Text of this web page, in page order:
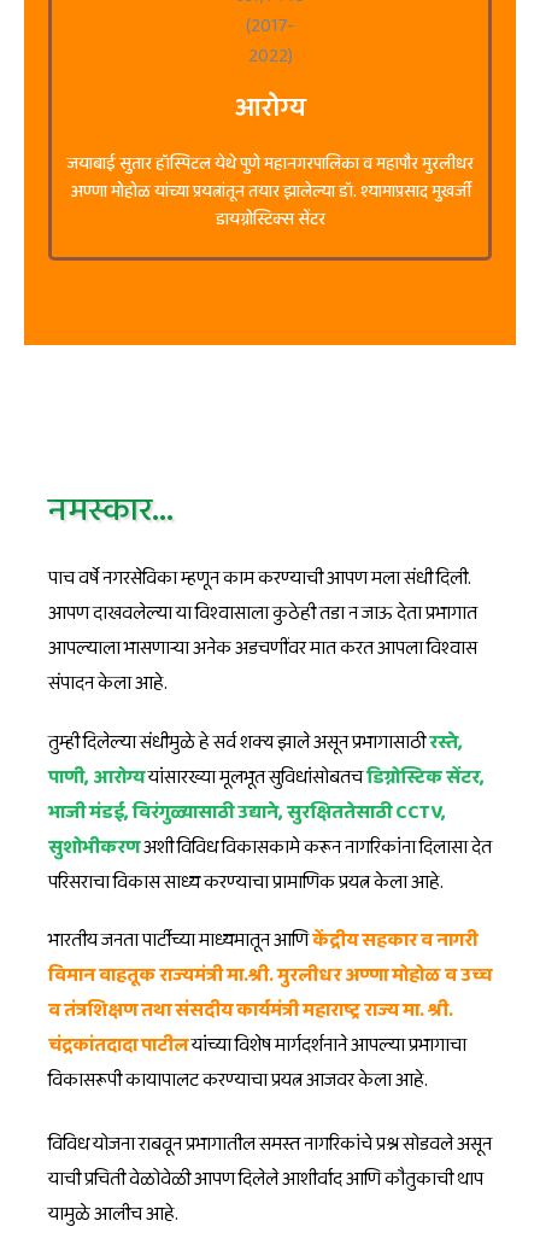
आरोग्य
जयाबाई सुतार हॉस्पिटल येथे पुणे महानगरपालिका व महापौर मुरलीधर
अण्णा मोहोळ यांच्या प्रयत्नांतून तयार झालेल्या डॉ. श्यामाप्रसाद मुखर्जी
डायग्नोस्टिक्स सेंटर
नमस्कार...
पाच वर्षे नगरसेविका म्हणून काम करण्याची आपण मला संधी दिली.
आपण दाखवलेल्या या विश्वासाला कुठेही तडा न जाऊ देता प्रभागात
आपल्याला भासणाऱ्या अनेक अडचणींवर मात करत आपला विश्वास
संपादन केला आहे.
तुम्ही दिलेल्या संधीमुळे हे सर्व शक्य झाले असून प्रभागासाठीरस्ते,
पाणी, आरोग्ययांसारख्या मूलभूत सुविधांसोबतचडिग्नोस्टिक सेंटर,
भाजी मंडई, विरंगुळ्यासाठी उद्याने, सुरक्षिततेसाठी CCTV,
सुशोभीकरणअशी विविध विकासकामे करून नागरिकांना दिलासा देत
परिसराचा विकास साध्य करण्याचा प्रामाणिक प्रयत्न केला आहे.
भारतीय जनता पार्टीच्या माध्यमातून आणिकेंद्रीय सहकार व नागरी
विमान वाहतूक राज्यमंत्री मा.श्री. मुरलीधर अण्णा मोहोळ व उच्च
व तंत्रशिक्षण तथा संसदीय कार्यमंत्री महाराष्ट्र राज्य मा. श्री.
चंद्रकांतदादा पाटीलयांच्या विशेष मार्गदर्शनाने आपल्या प्रभागाचा
विकासरूपी कायापालट करण्याचा प्रयत्न आजवर केला आहे.
विविध योजना राबवून प्रभागातील समस्त नागरिकांचे प्रश्न सोडवले असून
याची प्रचिती वेळोवेळी आपण दिलेले आशीर्वाद आणि कौतुकाची थाप
यामुळे आलीच आहे.